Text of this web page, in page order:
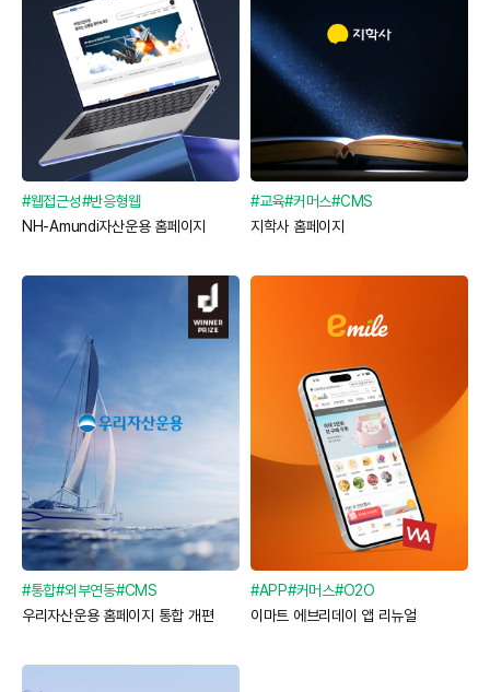
#웹접근성#반응형웹
NH-Amundi자산운용 홈페이지
#교육#커머스#CMS
지학사 홈페이지
#통합#외부연동#CMS
우리자산운용 홈페이지 통합 개편
#APP#커머스#O2O
이마트 에브리데이 앱 리뉴얼